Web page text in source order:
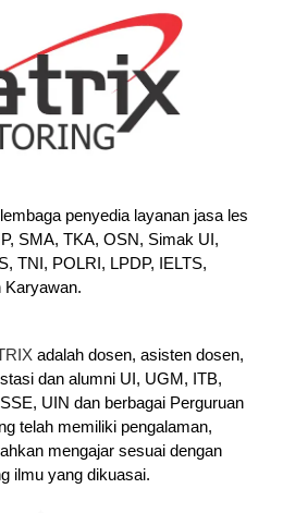
penyedia layanan jasa les
SMA, TKA, OSN, Simak UI,
TNI, POLRI, LPDP, IELTS,
Karyawan.
adalah dosen, asisten dosen,
dan alumni UI, UGM, ITB,
UIN dan berbagai Perguruan
telah memiliki pengalaman,
mengajar sesuai dengan
ilmu yang dikuasai.